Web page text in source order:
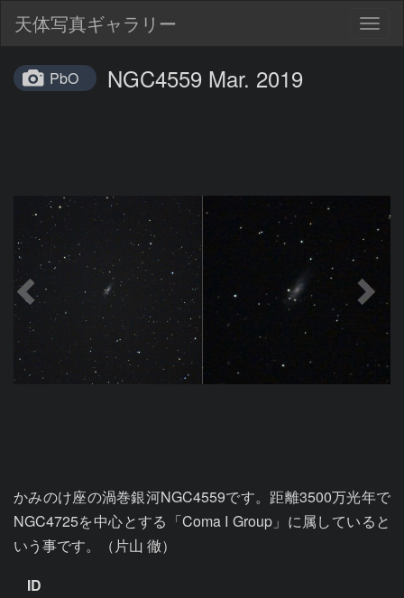
天体写真ギャラリー
PbO NGC4559 Mar. 2019
かみのけ座の渦巻銀河NGC4559です。距離3500万光年で
NGC4725を中心とする「Coma I Group」に属していると
いう事です。（片山 徹）
ID